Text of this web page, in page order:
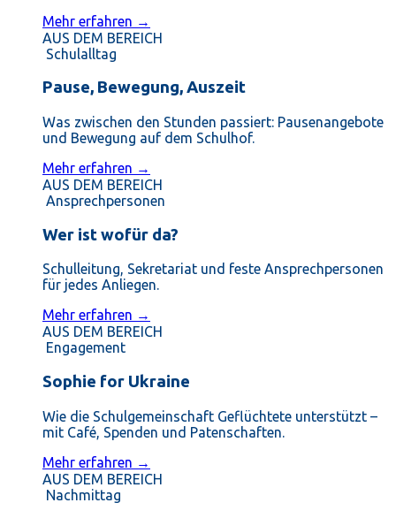
Mehr erfahren →
AUS DEM BEREICH
Schulalltag
Pause, Bewegung, Auszeit
Was zwischen den Stunden passiert: Pausenangebote
und Bewegung auf dem Schulhof.
Mehr erfahren →
AUS DEM BEREICH
Ansprechpersonen
Wer ist wofür da?
Schulleitung, Sekretariat und feste Ansprechpersonen
für jedes Anliegen.
Mehr erfahren →
AUS DEM BEREICH
Engagement
Sophie for Ukraine
Wie die Schulgemeinschaft Geflüchtete unterstützt –
mit Café, Spenden und Patenschaften.
Mehr erfahren →
AUS DEM BEREICH
Nachmittag